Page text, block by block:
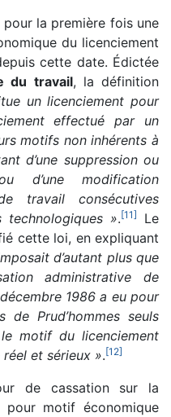
pour la première fois une
du licenciement
cette date. Édictée
du travail, la définition
un licenciement pour
effectué par un
motifs non inhérents à
d’une suppression ou
d’une modification
travail consécutives
technologiques ».[11]
Le
cette loi, en expliquant
d’autant plus que
administrative de
1986 a eu pour
Prud’hommes seuls
motif du licenciement
et sérieux ».[12]
de cassation sur la
pour motif économique